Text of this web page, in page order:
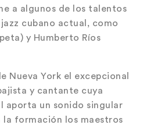
a algunos de los talentos
cubano actual, como
y Humberto Ríos
Nueva York el excepcional
y cantante cuya
aporta un sonido singular
la formación los maestros